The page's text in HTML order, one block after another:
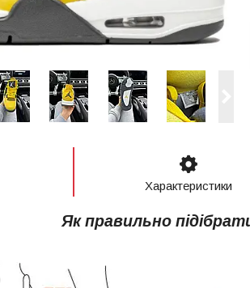
Характеристики
Як правильно